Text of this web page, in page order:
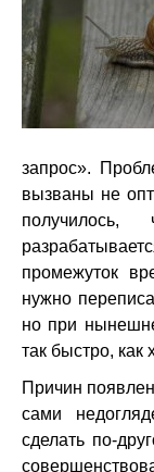
запрос».
вызваны не
промежуток
нужно
но при
так быстро, как
Причин
сами
сделать по-